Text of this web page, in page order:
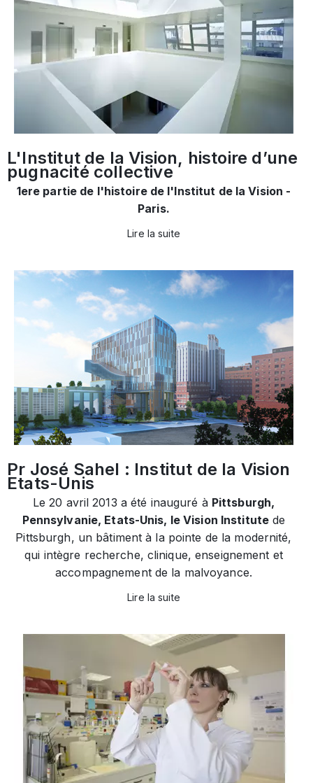
L'Institut de la Vision, histoire d’une
pugnacité collective
1ere partie de l'histoire de l'Institut de la Vision -
Paris.
Lire la suite
Pr José Sahel : Institut de la Vision
Etats-Unis
Le 20 avril 2013 a été inauguré à Pittsburgh,
Pennsylvanie, Etats-Unis, le Vision Institute de
Pittsburgh, un bâtiment à la pointe de la modernité,
qui intègre recherche, clinique, enseignement et
accompagnement de la malvoyance.
Lire la suite